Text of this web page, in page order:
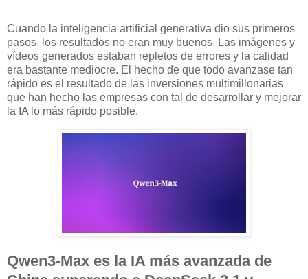
Cuando la inteligencia artificial generativa dio sus primeros
pasos, los resultados no eran muy buenos. Las imágenes y
vídeos generados estaban repletos de errores y la calidad
era bastante mediocre. El hecho de que todo avanzase tan
rápido es el resultado de las inversiones multimillonarias
que han hecho las empresas con tal de desarrollar y mejorar
la IA lo más rápido posible.
Qwen3-Max es la IA más avanzada de